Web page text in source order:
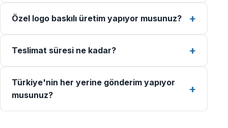
Özel logo baskılı üretim yapıyor musunuz?
Teslimat süresi ne kadar?
Türkiye'nin her yerine gönderim yapıyor
musunuz?